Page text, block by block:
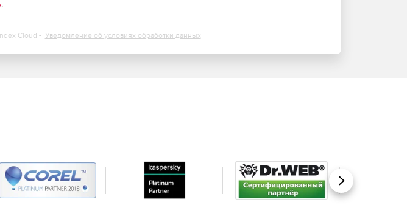
.
Cloud - Уведомление об условиях обработки данных
Вперед